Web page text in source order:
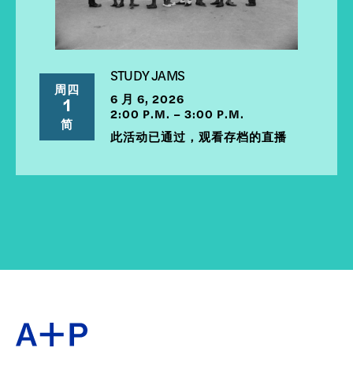
周四
1
简
STUDY JAMS
6 月 6, 2026
2:00 P.M. – 3:00 P.M.
此活动已通过，观看存档的直播